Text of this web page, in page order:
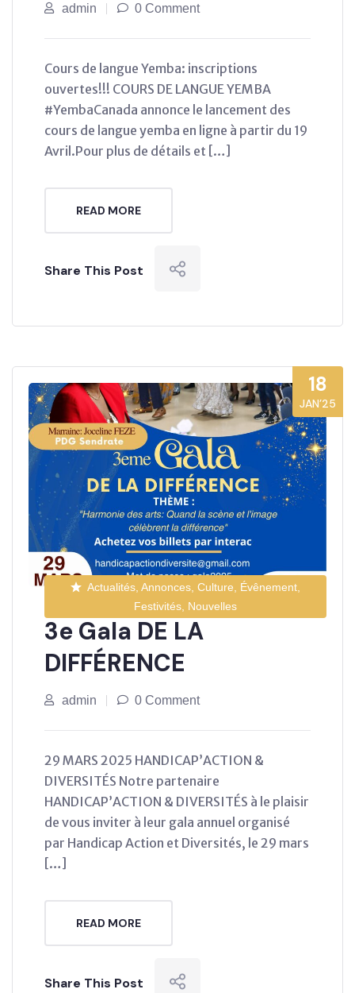
admin 0 Comment
Cours de langue Yemba: inscriptions
ouvertes!!! COURS DE LANGUE YEMBA
#YembaCanada annonce le lancement des
cours de langue yemba en ligne à partir du 19
Avril.Pour plus de détails et […]
READ MORE
Share This Post
18
JAN’25
Actualités, Annonces, Culture, Évênement,
Festivités, Nouvelles
3e Gala DE LA
DIFFÉRENCE
admin 0 Comment
29 MARS 2025 HANDICAP’ACTION &
DIVERSITÉS Notre partenaire
HANDICAP’ACTION & DIVERSITÉS à le plaisir
de vous inviter à leur gala annuel organisé
par Handicap Action et Diversités, le 29 mars
[…]
READ MORE
Share This Post